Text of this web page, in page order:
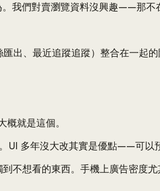
我們對賣瀏覽資料沒興趣——那不
出、最近追蹤追蹤）整合在一起
就是這個。
UI 多年沒大改其實是優點——可以
不想看的東西。手機上廣告密度